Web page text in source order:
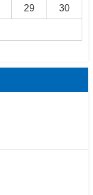
29 30